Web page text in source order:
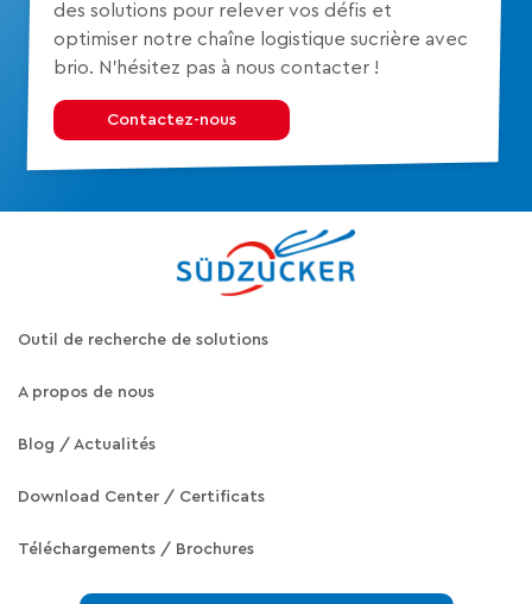
des solutions pour relever vos défis et
optimiser notre chaîne logistique sucrière avec
brio. N’hésitez pas à nous contacter !
Contactez-nous
Outil de recherche de solutions
A propos de nous
Blog / Actualités
Download Center / Certificats
Téléchargements / Brochures